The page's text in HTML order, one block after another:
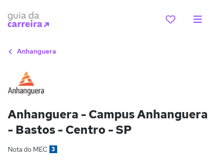
Anhanguera
Anhanguera - Campus Anhanguera
- Bastos - Centro - SP
Nota do MEC 3